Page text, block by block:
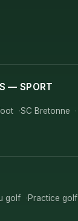
— SPORT
SC Bretonne
golf Practice golf